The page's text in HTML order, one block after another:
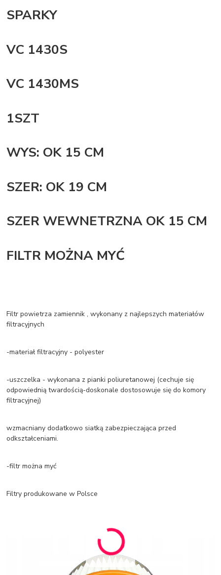
SPARKY
VC 1430S
VC 1430MS
1SZT
WYS: OK 15 CM
SZER: OK 19 CM
SZER WEWNETRZNA OK 15 CM
FILTR MOŻNA MYĆ
Filtr powietrza zamiennik , wykonany z najlepszych materiałów
filtracyjnych
-materiał filtracyjny - polyester
-uszczelka - wykonana z pianki poliuretanowej (cechuje się
odpowiednią twardością-doskonale dostosowuje się do komory
filtracyjnej)
wzmacniany dodatkowo siatką zabezpieczająca przed
odkształceniami.
-filtr można myć
Filtry produkowane w Polsce